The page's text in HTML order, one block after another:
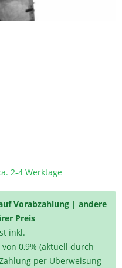
2-4 Werktage
Vorabzahlung | andere
Preis
inkl.
0,9% (aktuell durch
per Überweisung